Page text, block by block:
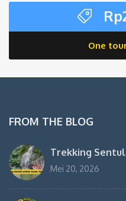
Rp
One
FROM THE BLOG
Trekking
Mei 20, 2026